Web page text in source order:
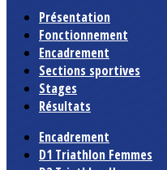
Présentation
Fonctionnement
Encadrement
Sections sportives
Stages
Résultats
Encadrement
D1 Triathlon Femmes